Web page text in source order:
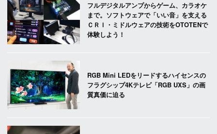
フルデジタルアンプからゲーム、カラオケ
まで。ソフトウェアで「いい音」を支える
ＣＲＩ・ミドルウェアの技術をOTOTENで
体験しよう！
RGB Mini LEDをリードするハイセンスの
フラグシップ4Kテレビ「RGB UXS」の画
質真価に迫る